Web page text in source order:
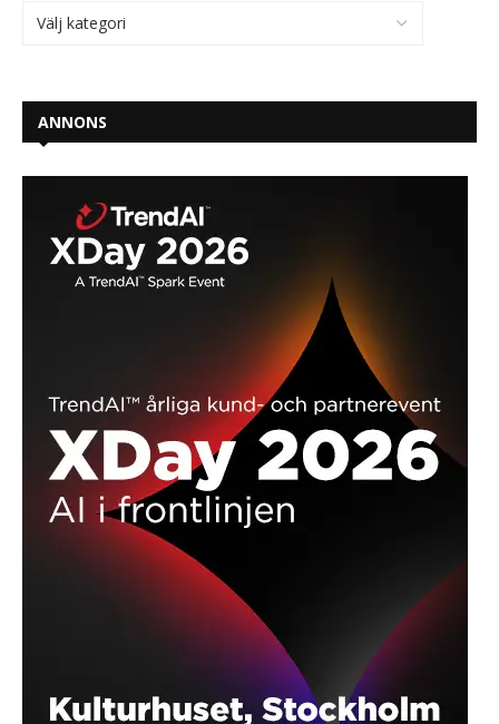
ANNONS